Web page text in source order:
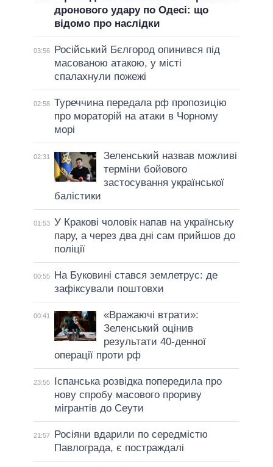
дронового удару по Одесі: що
відомо про наслідки
03:56
Російський Бєлгород опинився під
масованою атакою, у місті
спалахнули пожежі
02:58 Туреччина передала рф пропозицію
про мораторій на атаки в Чорному
морі
02:31
Зеленський назвав можливі
терміни бойового
застосування української
балістики
01:53 У Кракові чоловік напав на українську
пару, а через два дні сам прийшов до
поліції
00:55
На Буковині стався землетрус: де
зафіксували поштовхи
00:41
«Вражаючі втрати»:
Зеленський оцінив
результати 40-денної
операції проти рф
23:55
Іспанська розвідка попередила про
нову спробу масового прориву
мігрантів до Сеути
21:57
Росіяни вдарили по середмістю
Павлограда, є постраждалі